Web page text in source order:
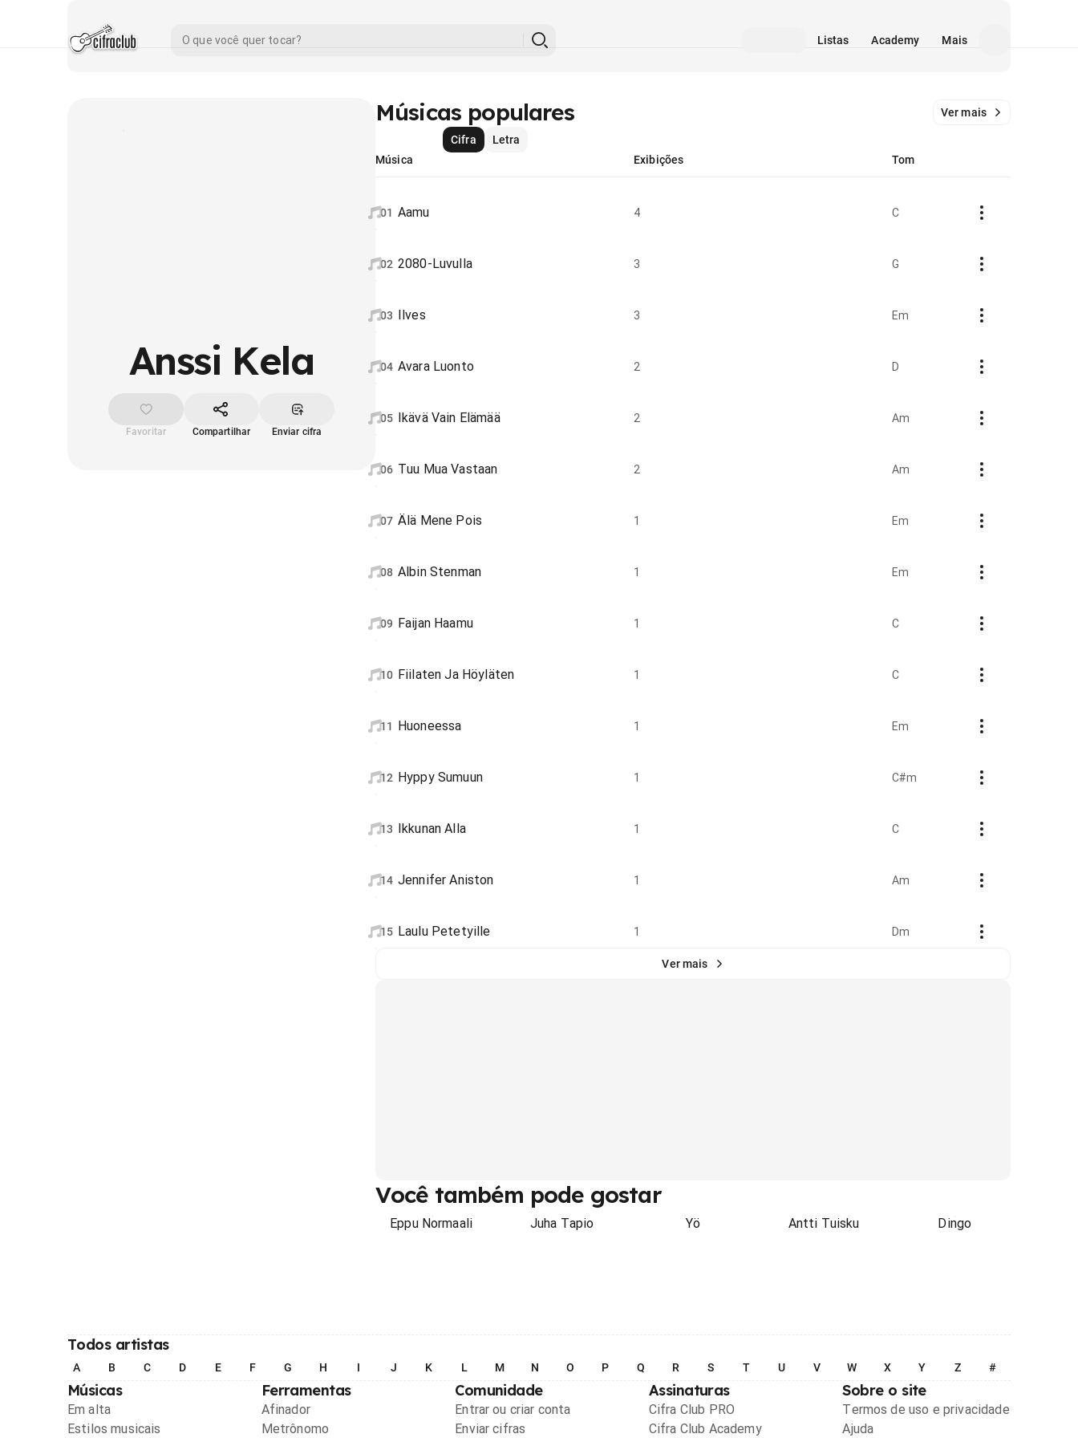
Listas Academy Mais
Anssi Kela
Favoritar Compartilhar Enviar cifra
Músicas populares Ver mais
Cifra
Letra
Música
Exibições Tom
01 Aamu 4 C
02 2080-Luvulla 3 G
03 Ilves 3 Em
04 Avara Luonto 2 D
05 Ikävä Vain Elämää 2 Am
06 Tuu Mua Vastaan 2 Am
07 Älä Mene Pois 1 Em
08 Albin Stenman 1 Em
09 Faijan Haamu 1 C
10 Fiilaten Ja Höyläten 1 C
11 Huoneessa 1 Em
12 Hyppy Sumuun 1 C#m
13 Ikkunan Alla 1 C
14 Jennifer Aniston 1 Am
15 Laulu Petetyille 1 Dm
Ver mais
Você também pode gostar
Eppu Normaali Juha Tapio Yö Antti Tuisku Dingo
Todos artistas
A B C D E F G H I J K L M N O P Q R S T U V W X Y Z #
Músicas
Em alta
Estilos musicais
Ferramentas
Afinador
Metrônomo
Comunidade
Entrar ou criar conta
Enviar cifras
Assinaturas
Cifra Club PRO
Cifra Club Academy
Sobre o site
Termos de uso e privacidade
Ajuda